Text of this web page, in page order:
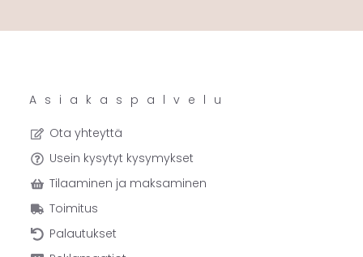
Asiakaspalvelu
Ota yhteyttä
Usein kysytyt kysymykset
Tilaaminen ja maksaminen
Toimitus
Palautukset